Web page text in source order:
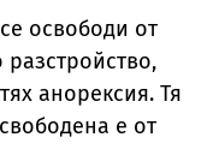
освободи от
разстройство,
анорексия. Тя
е от